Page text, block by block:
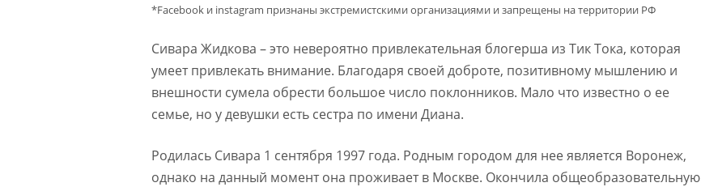
*Facebook и instagram признаны экстремистскими организациями и запрещены на территории РФ
Сивара Жидкова – это невероятно привлекательная блогерша из Тик Тока, которая
умеет привлекать внимание. Благодаря своей доброте, позитивному мышлению и
внешности сумела обрести большое число поклонников. Мало что известно о ее
семье, но у девушки есть сестра по имени Диана.
Родилась Сивара 1 сентября 1997 года. Родным городом для нее является Воронеж,
однако на данный момент она проживает в Москве. Окончила общеобразовательную